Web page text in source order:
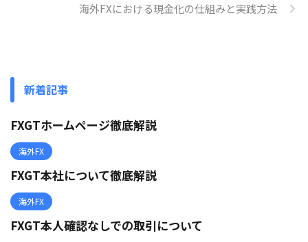
海外FXにおける現金化の仕組みと実践方法
新着記事
FXGTホームページ徹底解説
海外FX
FXGT本社について徹底解説
海外FX
FXGT本人確認なしでの取引について